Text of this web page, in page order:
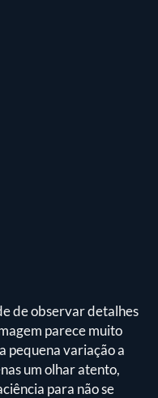
de observar detalhes
parece muito
pequena variação a
um olhar atento,
para não se